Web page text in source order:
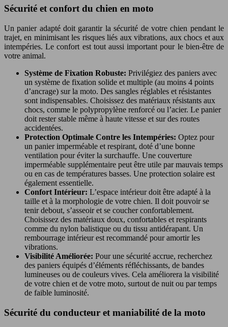
Sécurité et confort du chien en moto
Un panier adapté doit garantir la sécurité de votre chien pendant le
trajet, en minimisant les risques liés aux vibrations, aux chocs et aux
intempéries. Le confort est tout aussi important pour le bien-être de
votre animal.
Système de Fixation Robuste: Privilégiez des paniers avec
un système de fixation solide et multiple (au moins 4 points
d’ancrage) sur la moto. Des sangles réglables et résistantes
sont indispensables. Choisissez des matériaux résistants aux
chocs, comme le polypropylène renforcé ou l’acier. Le panier
doit rester stable même à haute vitesse et sur des routes
accidentées.
Protection Optimale Contre les Intempéries: Optez pour
un panier imperméable et respirant, doté d’une bonne
ventilation pour éviter la surchauffe. Une couverture
imperméable supplémentaire peut être utile par mauvais temps
ou en cas de températures basses. Une protection solaire est
également essentielle.
Confort Intérieur: L’espace intérieur doit être adapté à la
taille et à la morphologie de votre chien. Il doit pouvoir se
tenir debout, s’asseoir et se coucher confortablement.
Choisissez des matériaux doux, confortables et respirants
comme du nylon balistique ou du tissu antidérapant. Un
rembourrage intérieur est recommandé pour amortir les
vibrations.
Visibilité Améliorée: Pour une sécurité accrue, recherchez
des paniers équipés d’éléments réfléchissants, de bandes
lumineuses ou de couleurs vives. Cela améliorera la visibilité
de votre chien et de votre moto, surtout de nuit ou par temps
de faible luminosité.
Sécurité du conducteur et maniabilité de la moto